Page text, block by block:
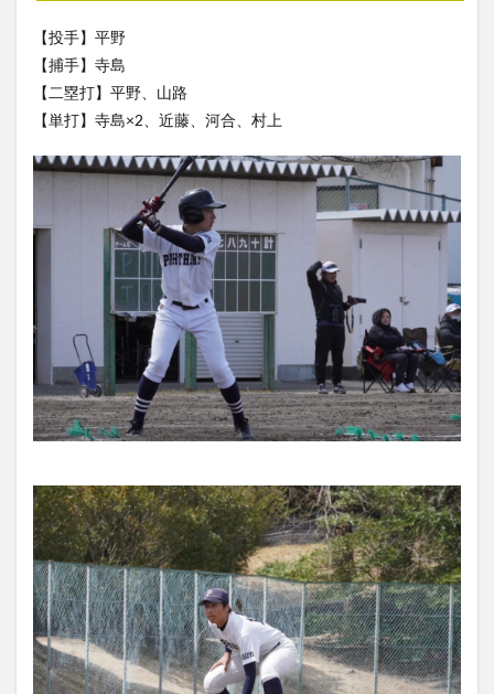
【投手】平野
【捕手】寺島
【二塁打】平野、山路
【単打】寺島×2、近藤、河合、村上